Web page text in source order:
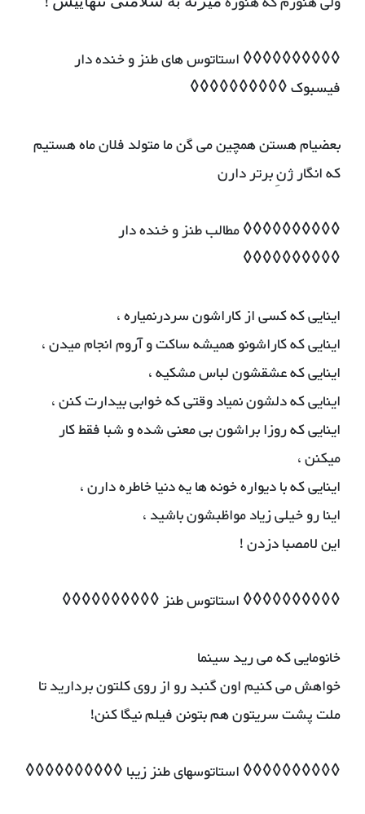
◊◊◊◊◊◊◊◊◊◊ استاتوس های طنز و خنده دار
فیسبوک ◊◊◊◊◊◊◊◊◊◊
بعضیام هستن همچین می گن ما متولد فلان ماه هستیم
که انگار ژنِ برتر دارن
◊◊◊◊◊◊◊◊◊◊ مطالب طنز و خنده دار
◊◊◊◊◊◊◊◊◊◊
اینایی که کسی از کاراشون سردرنمیاره ،
اینایی که کاراشونو همیشه ساکت و آروم انجام میدن ،
اینایی که عشقشون لباس مشکیه ،
اینایی که دلشون نمیاد وقتی که خوابی بیدارت کنن ،
اینایی که روزا براشون بی معنی شده و شبا فقط کار
میکنن ،
اینایی که با دیواره خونه ها یه دنیا خاطره دارن ،
اینا رو خیلی زیاد مواظبشون باشید ،
این لامصبا دزدن !
◊◊◊◊◊◊◊◊◊◊ استاتوس طنز ◊◊◊◊◊◊◊◊◊◊
خانومایی که می رید سینما
خواهش می کنیم اون گنبد رو از روی کلتون بردارید تا
ملت پشت سریتون هم بتونن فیلم نیگا کنن!
◊◊◊◊◊◊◊◊◊◊ استاتوسهای طنز زیبا ◊◊◊◊◊◊◊◊◊◊